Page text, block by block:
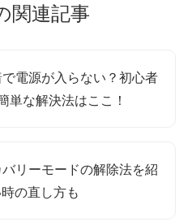
関連記事
電源が入らない？初心者
単な解決法はここ！
バリーモードの解除法を紹
の直し方も